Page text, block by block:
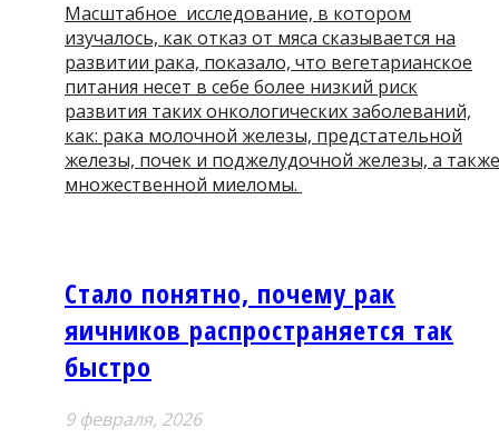
Масштабное исследование, в котором
изучалось, как отказ от мяса сказывается на
развитии рака, показало, что вегетарианское
питания несет в себе более низкий риск
развития таких онкологических заболеваний,
как: рака молочной железы, предстательной
железы, почек и поджелудочной железы, а также
множественной миеломы.
Стало понятно, почему рак
яичников распространяется так
быстро
9 февраля, 2026